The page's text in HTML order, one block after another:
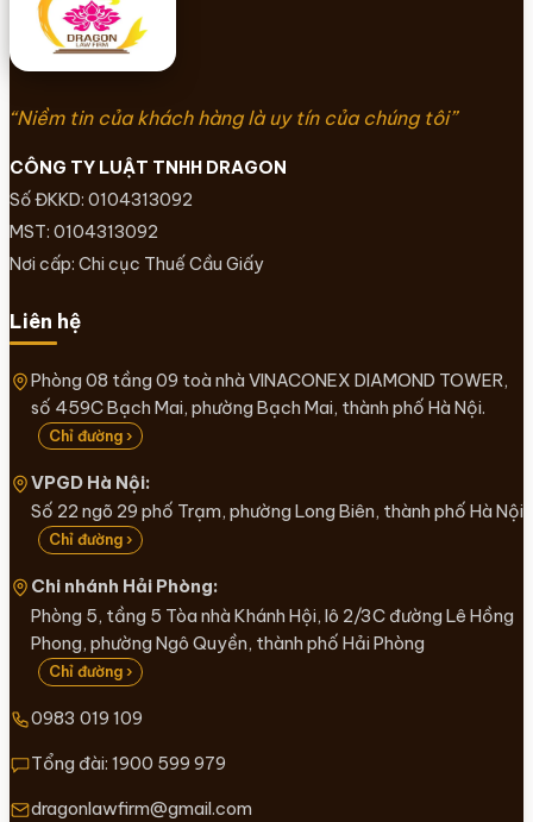
“Niềm tin của khách hàng là uy tín của chúng tôi”
CÔNG TY LUẬT TNHH DRAGON
Số ĐKKD: 0104313092
MST: 0104313092
Nơi cấp: Chi cục Thuế Cầu Giấy
Liên hệ
Phòng 08 tầng 09 toà nhà VINACONEX DIAMOND TOWER,
số 459C Bạch Mai, phường Bạch Mai, thành phố Hà Nội.
Chỉ đường ›
VPGD Hà Nội:
Số 22 ngõ 29 phố Trạm, phường Long Biên, thành phố Hà Nội
Chỉ đường ›
Chi nhánh Hải Phòng:
Phòng 5, tầng 5 Tòa nhà Khánh Hội, lô 2/3C đường Lê Hồng
Phong, phường Ngô Quyền, thành phố Hải Phòng
Chỉ đường ›
0983 019 109
Tổng đài: 1900 599 979
dragonlawfirm@gmail.com